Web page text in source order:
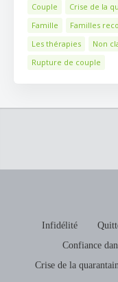
Couple
Crise de la
Famille
Familles
Les thérapies
Non
Rupture de couple
Infidélité
Confiance
Crise de la